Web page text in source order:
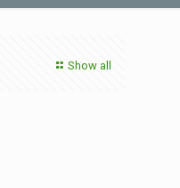
Show all